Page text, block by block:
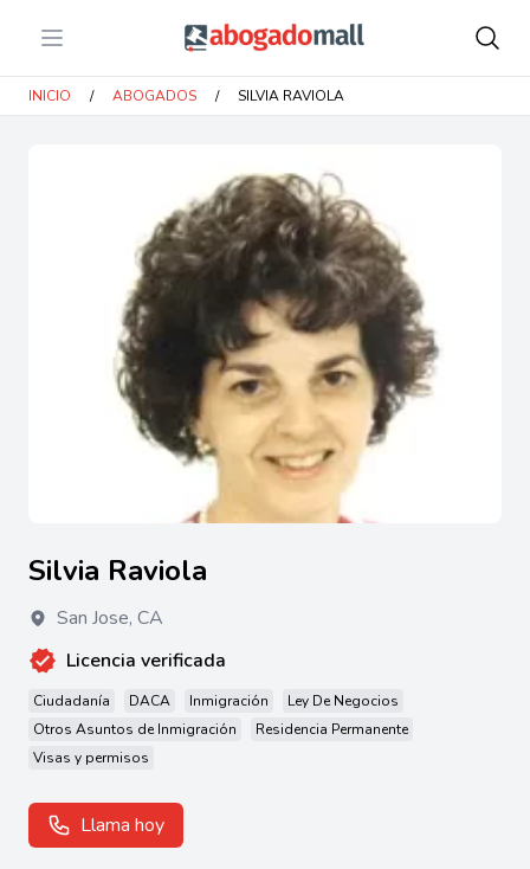
Open menu Abogadomall
INICIO / ABOGADOS / SILVIA RAVIOLA
Silvia Raviola
San Jose, CA
Licencia verificada
Ciudadanía DACA Inmigración
Ley De Negocios
Otros Asuntos de Inmigración
Residencia Permanente
Visas y permisos
Llama hoy